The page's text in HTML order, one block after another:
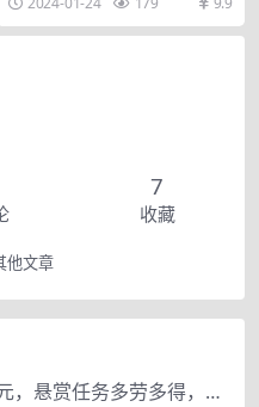
的核心商业...
7
收藏
他文章
赏帮赚悬赏奖励到账200元，悬赏任务多劳多得，人人可做。